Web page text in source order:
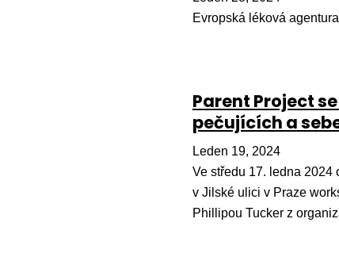
Evropská léková
Parent Project
pečujících a
Leden 19, 2024
Ve středu 17. ledna 2024
v Jilské ulici v Praze
Phillipou Tucker z